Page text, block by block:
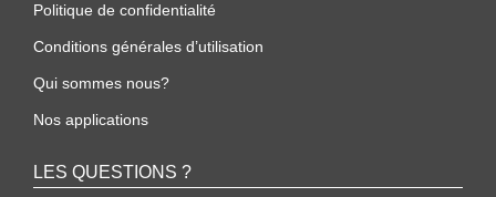
Politique de confidentialité
Conditions générales d’utilisation
Qui sommes nous?
Nos applications
LES QUESTIONS ?